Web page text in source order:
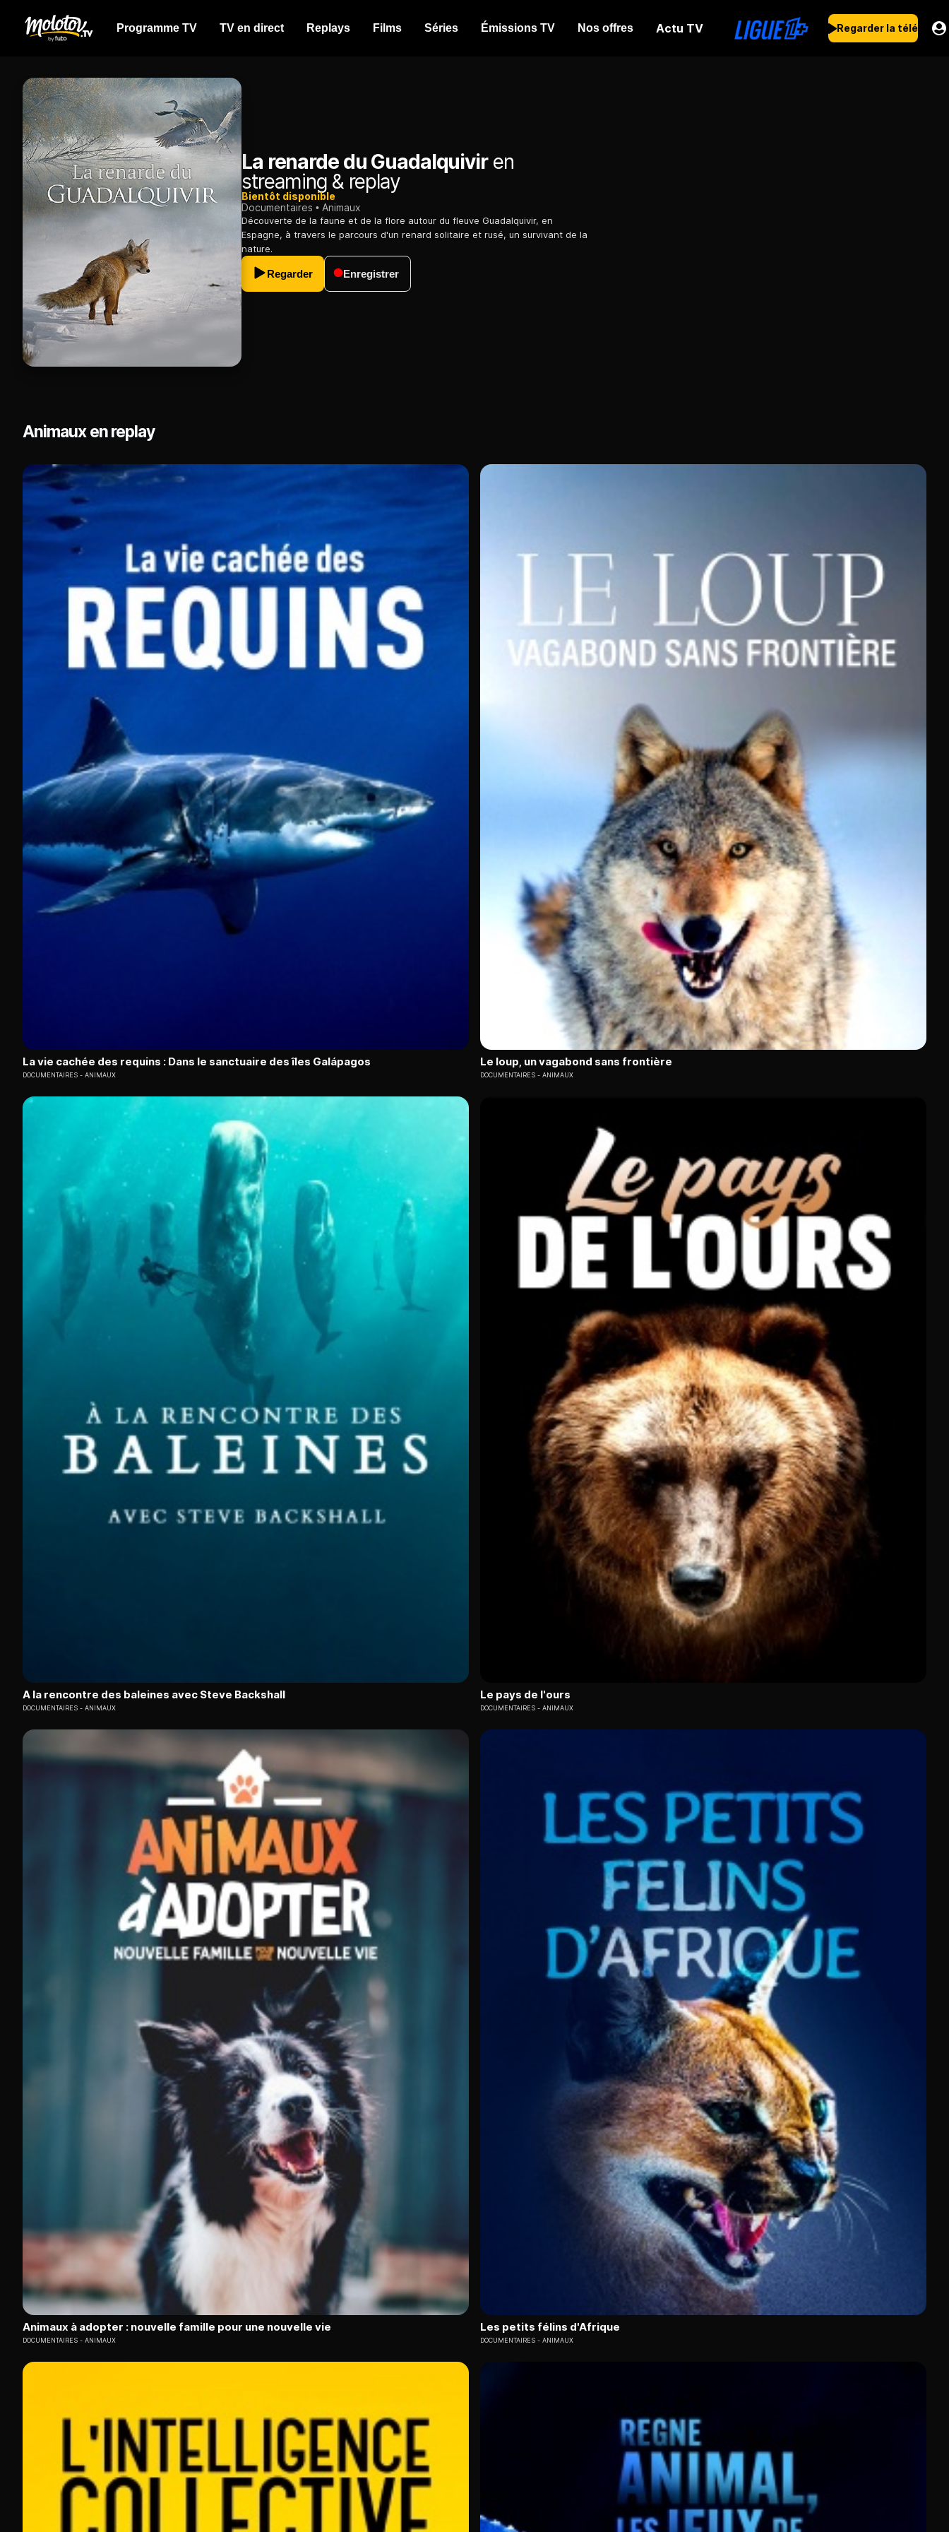
Programme TV TV en direct Replays Films Séries Émissions TV Nos offres Actu TV Regarder la télé
La renarde du Guadalquiviren
streaming & replay
Bientôt disponible
Documentaires
Animaux
Découverte de la faune et de la flore autour du fleuve Guadalquivir, en
Espagne, à travers le parcours d'un renard solitaire et rusé, un survivant de la
nature.
Regarder Enregistrer
Animaux en replay
La vie cachée des requins : Dans le sanctuaire des îles Galápagos
DOCUMENTAIRES ANIMAUX
Le loup, un vagabond sans frontière
DOCUMENTAIRES ANIMAUX
A la rencontre des baleines avec Steve Backshall
DOCUMENTAIRES ANIMAUX
Le pays de l'ours
DOCUMENTAIRES ANIMAUX
Animaux à adopter : nouvelle famille pour une nouvelle vie
DOCUMENTAIRES ANIMAUX
Les petits félins d'Afrique
DOCUMENTAIRES ANIMAUX